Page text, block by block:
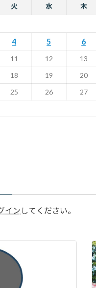
火 水 木
4 5 6
11 12 13
18 19 20
25 26 27
イン してください。